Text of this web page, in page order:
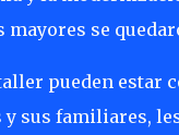
mayores se
pueden estar
y sus familiares,